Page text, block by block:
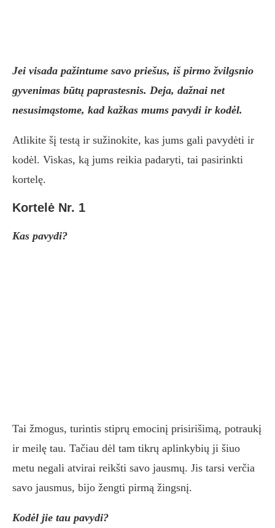
Jei visada pažintume savo priešus, iš pirmo žvilgsnio
gyvenimas būtų paprastesnis. Deja, dažnai net
nesusimąstome, kad kažkas mums pavydi ir kodėl.
Atlikite šį testą ir sužinokite, kas jums gali pavydėti ir
kodėl. Viskas, ką jums reikia padaryti, tai pasirinkti
kortelę.
Kortelė Nr. 1
Kas pavydi?
Tai žmogus, turintis stiprų emocinį prisirišimą, potraukį
ir meilę tau. Tačiau dėl tam tikrų aplinkybių ji šiuo
metu negali atvirai reikšti savo jausmų. Jis tarsi verčia
savo jausmus, bijo žengti pirmą žingsnį.
Kodėl jie tau pavydi?